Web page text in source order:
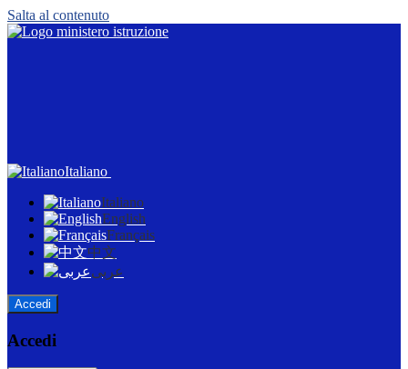
Salta al contenuto
Italiano
Italiano
English
Français
中文
عربى
Accedi
Accedi